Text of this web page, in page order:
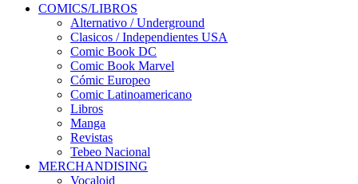
COMICS/LIBROS
Alternativo / Underground
Clasicos / Independientes USA
Comic Book DC
Comic Book Marvel
Cómic Europeo
Comic Latinoamericano
Libros
Manga
Revistas
Tebeo Nacional
MERCHANDISING
Vocaloid